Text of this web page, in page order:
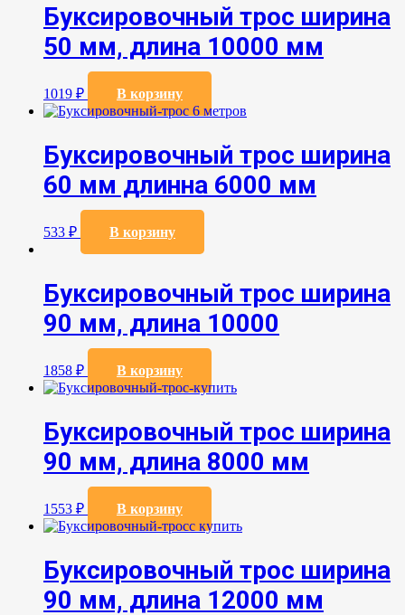
Буксировочный трос ширина
50 мм, длина 10000 мм
1019 ₽ В корзину
Буксировочный трос ширина
60 мм длинна 6000 мм
533 ₽ В корзину
Буксировочный трос ширина
90 мм, длина 10000
1858 ₽ В корзину
Буксировочный трос ширина
90 мм, длина 8000 мм
1553 ₽ В корзину
Буксировочный трос ширина
90 мм, длина 12000 мм